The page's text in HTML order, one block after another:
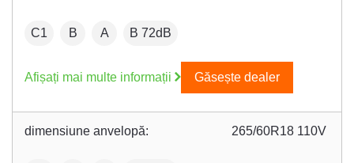
:C1 Fuel efficiency:
B Wet grip:
A :B 72dB
Afișați mai multe informații Găsește dealer
dimensiune anvelopă: 265/60R18 110V